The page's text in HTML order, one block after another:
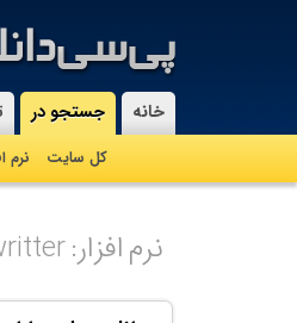
-خانه جستجو در
کل سایت نرم
نرم افزار: equation writter